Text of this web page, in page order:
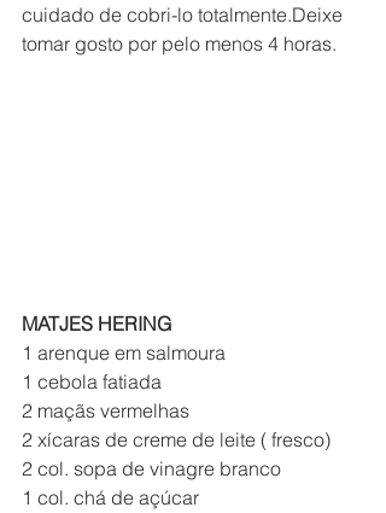
cuidado de cobri-lo totalmente.Deixe
tomar gosto por pelo menos 4 horas.
MATJES HERING
1 arenque em salmoura
1 cebola fatiada
2 maçãs vermelhas
2 xícaras de creme de leite ( fresco)
2 col. sopa de vinagre branco
1 col. chá de açúcar